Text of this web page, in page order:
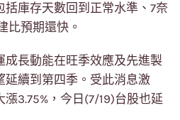
庫存天數回到正常水準、7奈
比預期還快。
成長動能在旺季效應及先進製
延續到第四季。受此消息激
3.75%，今日(7/19)台股也延